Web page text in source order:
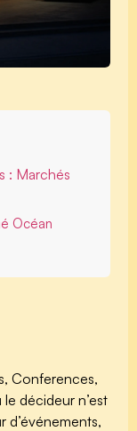
: Marchés
Océan
Conferences,
décideur n’est
d’événements,